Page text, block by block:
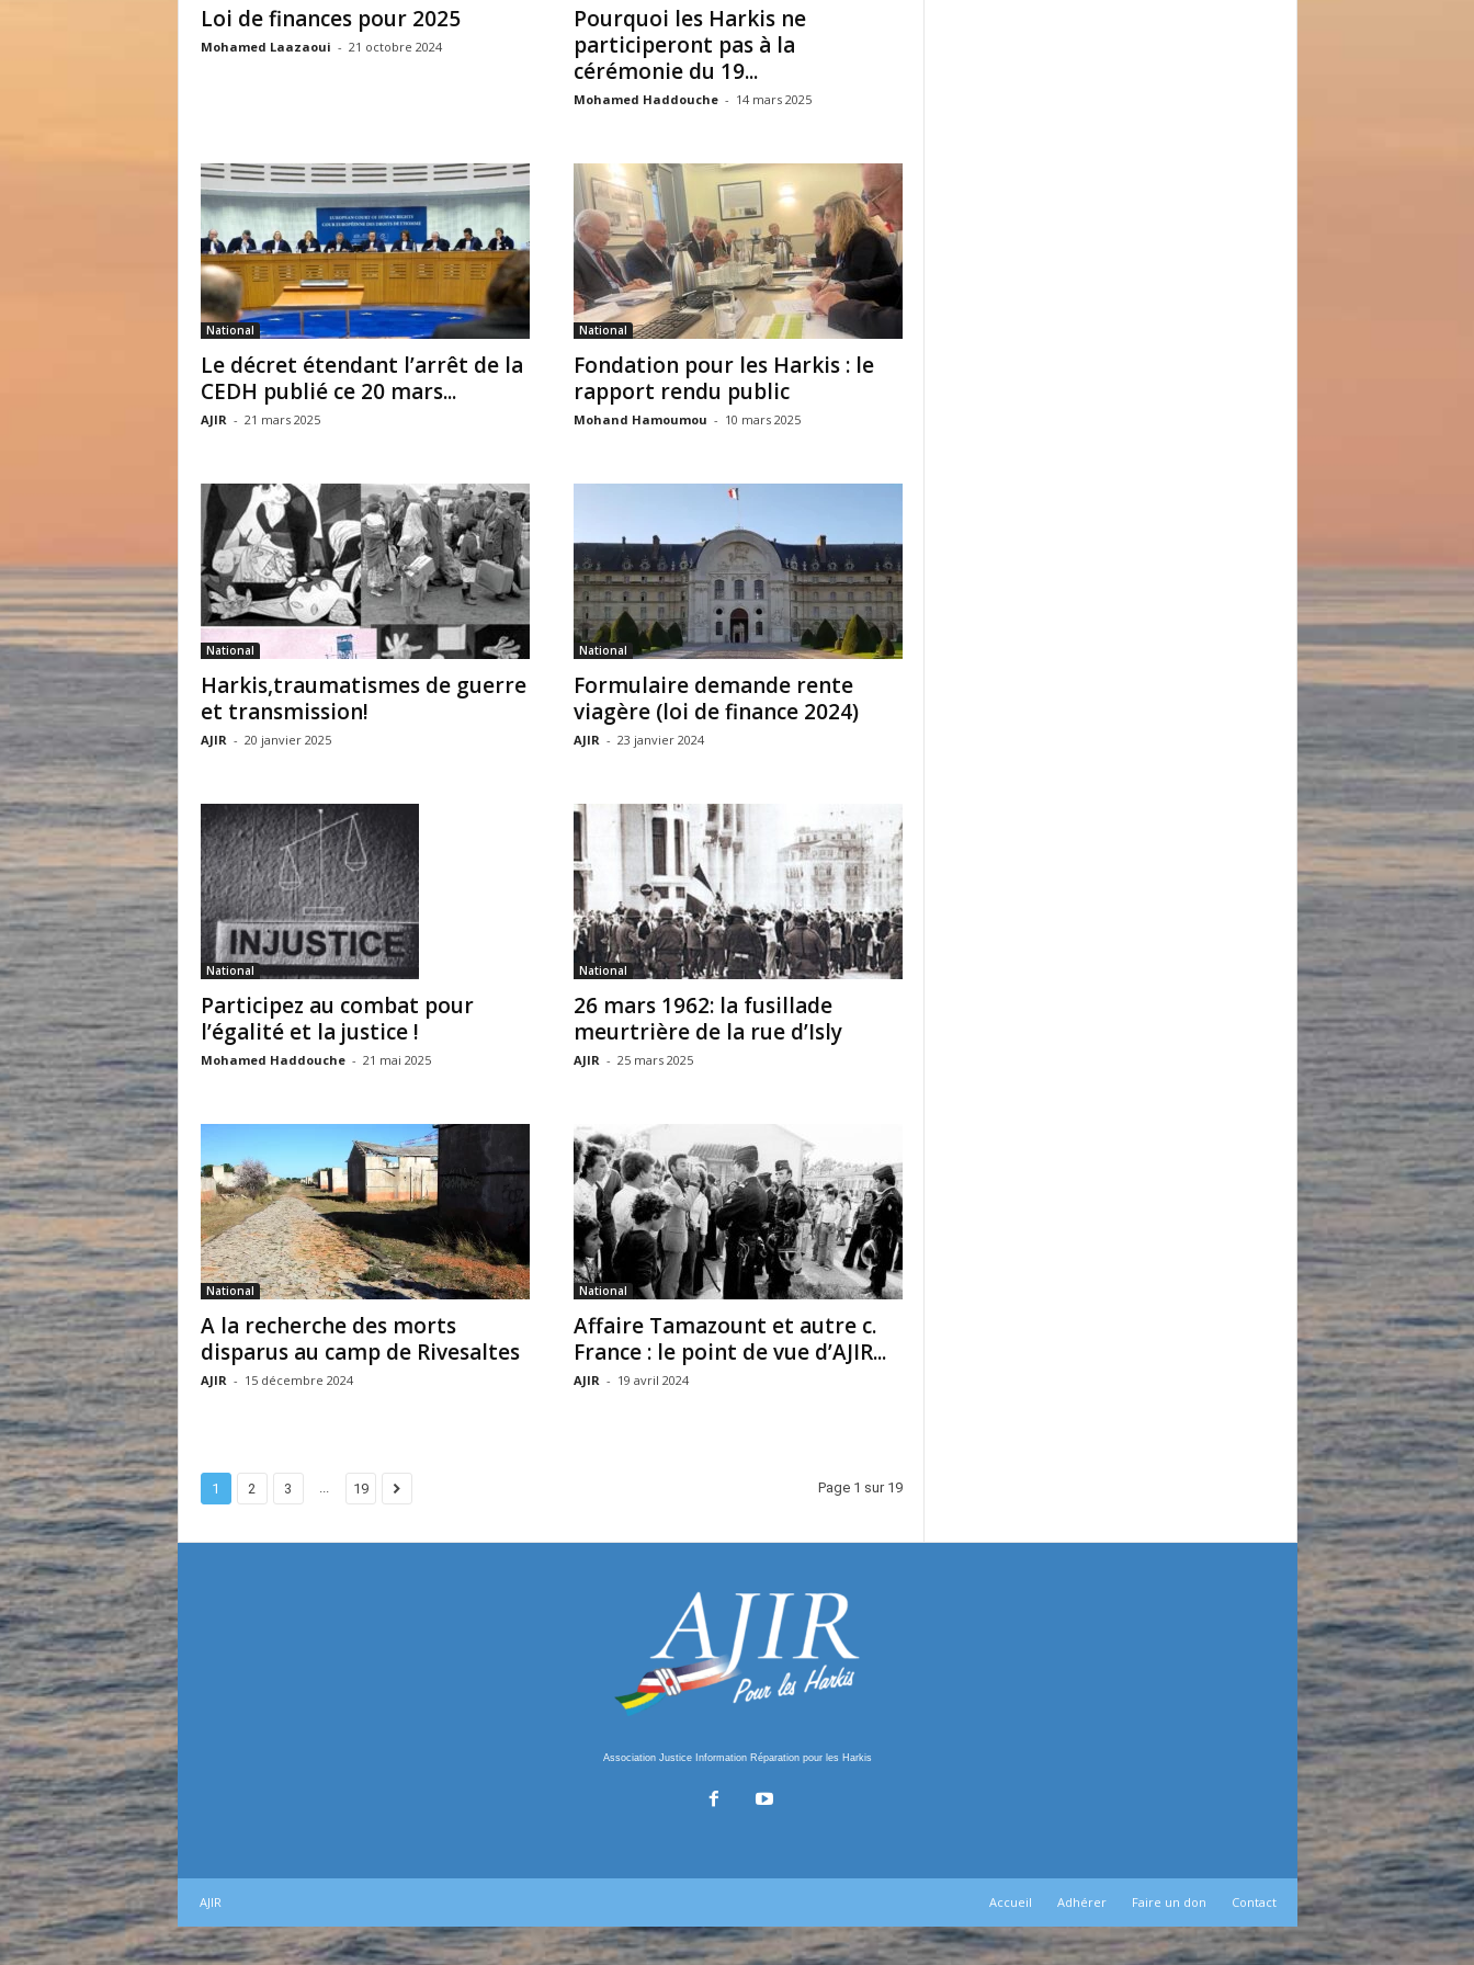
Loi de finances pour 2025
Mohamed Laazaoui - 21 octobre 2024
Pourquoi les Harkis ne
participeront pas à la
cérémonie du 19...
Mohamed Haddouche - 14 mars 2025
National
Le décret étendant l’arrêt de la
CEDH publié ce 20 mars...
AJIR - 21 mars 2025
National
Fondation pour les Harkis : le
rapport rendu public
Mohand Hamoumou - 10 mars 2025
National
Harkis,traumatismes de guerre
et transmission!
AJIR - 20 janvier 2025
National
Formulaire demande rente
viagère (loi de finance 2024)
AJIR - 23 janvier 2024
National
Participez au combat pour
l’égalité et la justice !
Mohamed Haddouche - 21 mai 2025
National
26 mars 1962: la fusillade
meurtrière de la rue d’Isly
AJIR - 25 mars 2025
National
A la recherche des morts
disparus au camp de Rivesaltes
AJIR - 15 décembre 2024
National
Affaire Tamazount et autre c.
France : le point de vue d’AJIR...
AJIR - 19 avril 2024
1 2 3 ... 19 Page 1 sur 19
Association Justice Information Réparation pour les Harkis
Accueil Adhérer Faire un don Contact
AJIR